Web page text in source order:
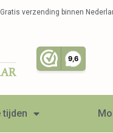
Gratis verzending binnen
tijden